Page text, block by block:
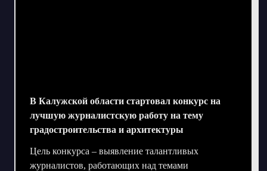
В Калужской области стартовал конкурс на
лучшую журналистскую работу на тему
градостроительства и архитектуры
Цель конкурса – выявление талантливых
журналистов, работающих над темами